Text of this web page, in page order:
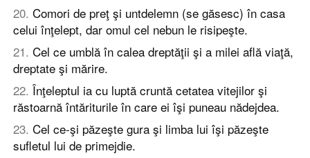
20. Comori de preţ şi untdelemn (se găsesc) în casa
celui înţelept, dar omul cel nebun le risipeşte.
21. Cel ce umblă în calea dreptăţii şi a milei află viaţă,
dreptate şi mărire.
22. Înţeleptul ia cu luptă cruntă cetatea vitejilor şi
răstoarnă întăriturile în care ei îşi puneau nădejdea.
23. Cel ce-şi păzeşte gura şi limba lui îşi păzeşte
sufletul lui de primejdie.